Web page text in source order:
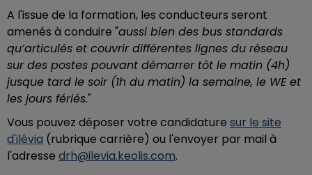
A l'issue de la formation, les conducteurs seront
amenés à conduire "aussi bien des bus standards
qu’articulés et couvrir différentes lignes du réseau
sur des postes pouvant démarrer tôt le matin (4h)
jusque tard le soir (1h du matin) la semaine, le WE et
les jours fériés."
Vous pouvez déposer votre candidature sur le site
d'ilévia (rubrique carrière) ou l'envoyer par mail à
l'adresse drh@ilevia.keolis.com.